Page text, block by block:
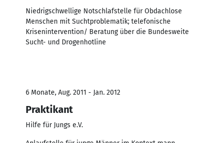
Niedrigschwellige Notschlafstelle für Obdachlose
Menschen mit Suchtproblematik; telefonische
Krisenintervention/ Beratung über die Bundesweite
Sucht- und Drogenhotline
6 Monate, Aug. 2011 - Jan. 2012
Praktikant
Hilfe für Jungs e.V.